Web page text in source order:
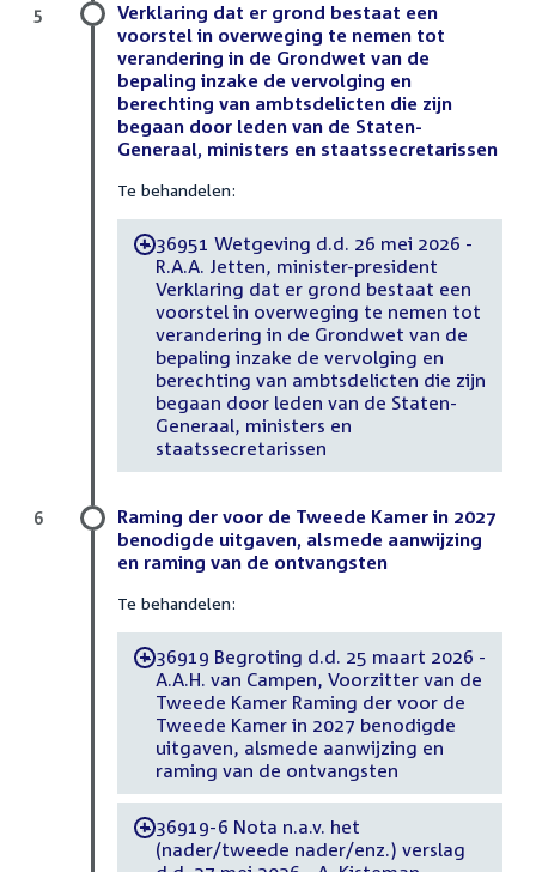
Verklaring dat er grond bestaat een
voorstel in overweging te nemen tot
verandering in de Grondwet van de
bepaling inzake de vervolging en
berechting van ambtsdelicten die zijn
begaan door leden van de Staten-
Generaal, ministers en staatssecretarissen
Te behandelen:
-36951 Wetgeving d.d. 26 mei 2026 -
R.A.A. Jetten, minister-president
Verklaring dat er grond bestaat een
voorstel in overweging te nemen tot
verandering in de Grondwet van de
bepaling inzake de vervolging en
berechting van ambtsdelicten die zijn
begaan door leden van de Staten-
Generaal, ministers en
staatssecretarissen
5
Raming der voor de Tweede Kamer in 2027
benodigde uitgaven, alsmede aanwijzing
en raming van de ontvangsten
Te behandelen:
-36919 Begroting d.d. 25 maart 2026 -
A.A.H. van Campen, Voorzitter van de
Tweede Kamer Raming der voor de
Tweede Kamer in 2027 benodigde
uitgaven, alsmede aanwijzing en
raming van de ontvangsten
-36919-6 Nota n.a.v. het
(nader/tweede nader/enz.) verslag
6